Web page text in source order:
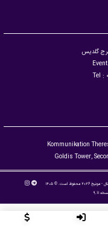
برج گلدیس
Kommunikation
Goldis Tower,
است. © ۱۴۰۵